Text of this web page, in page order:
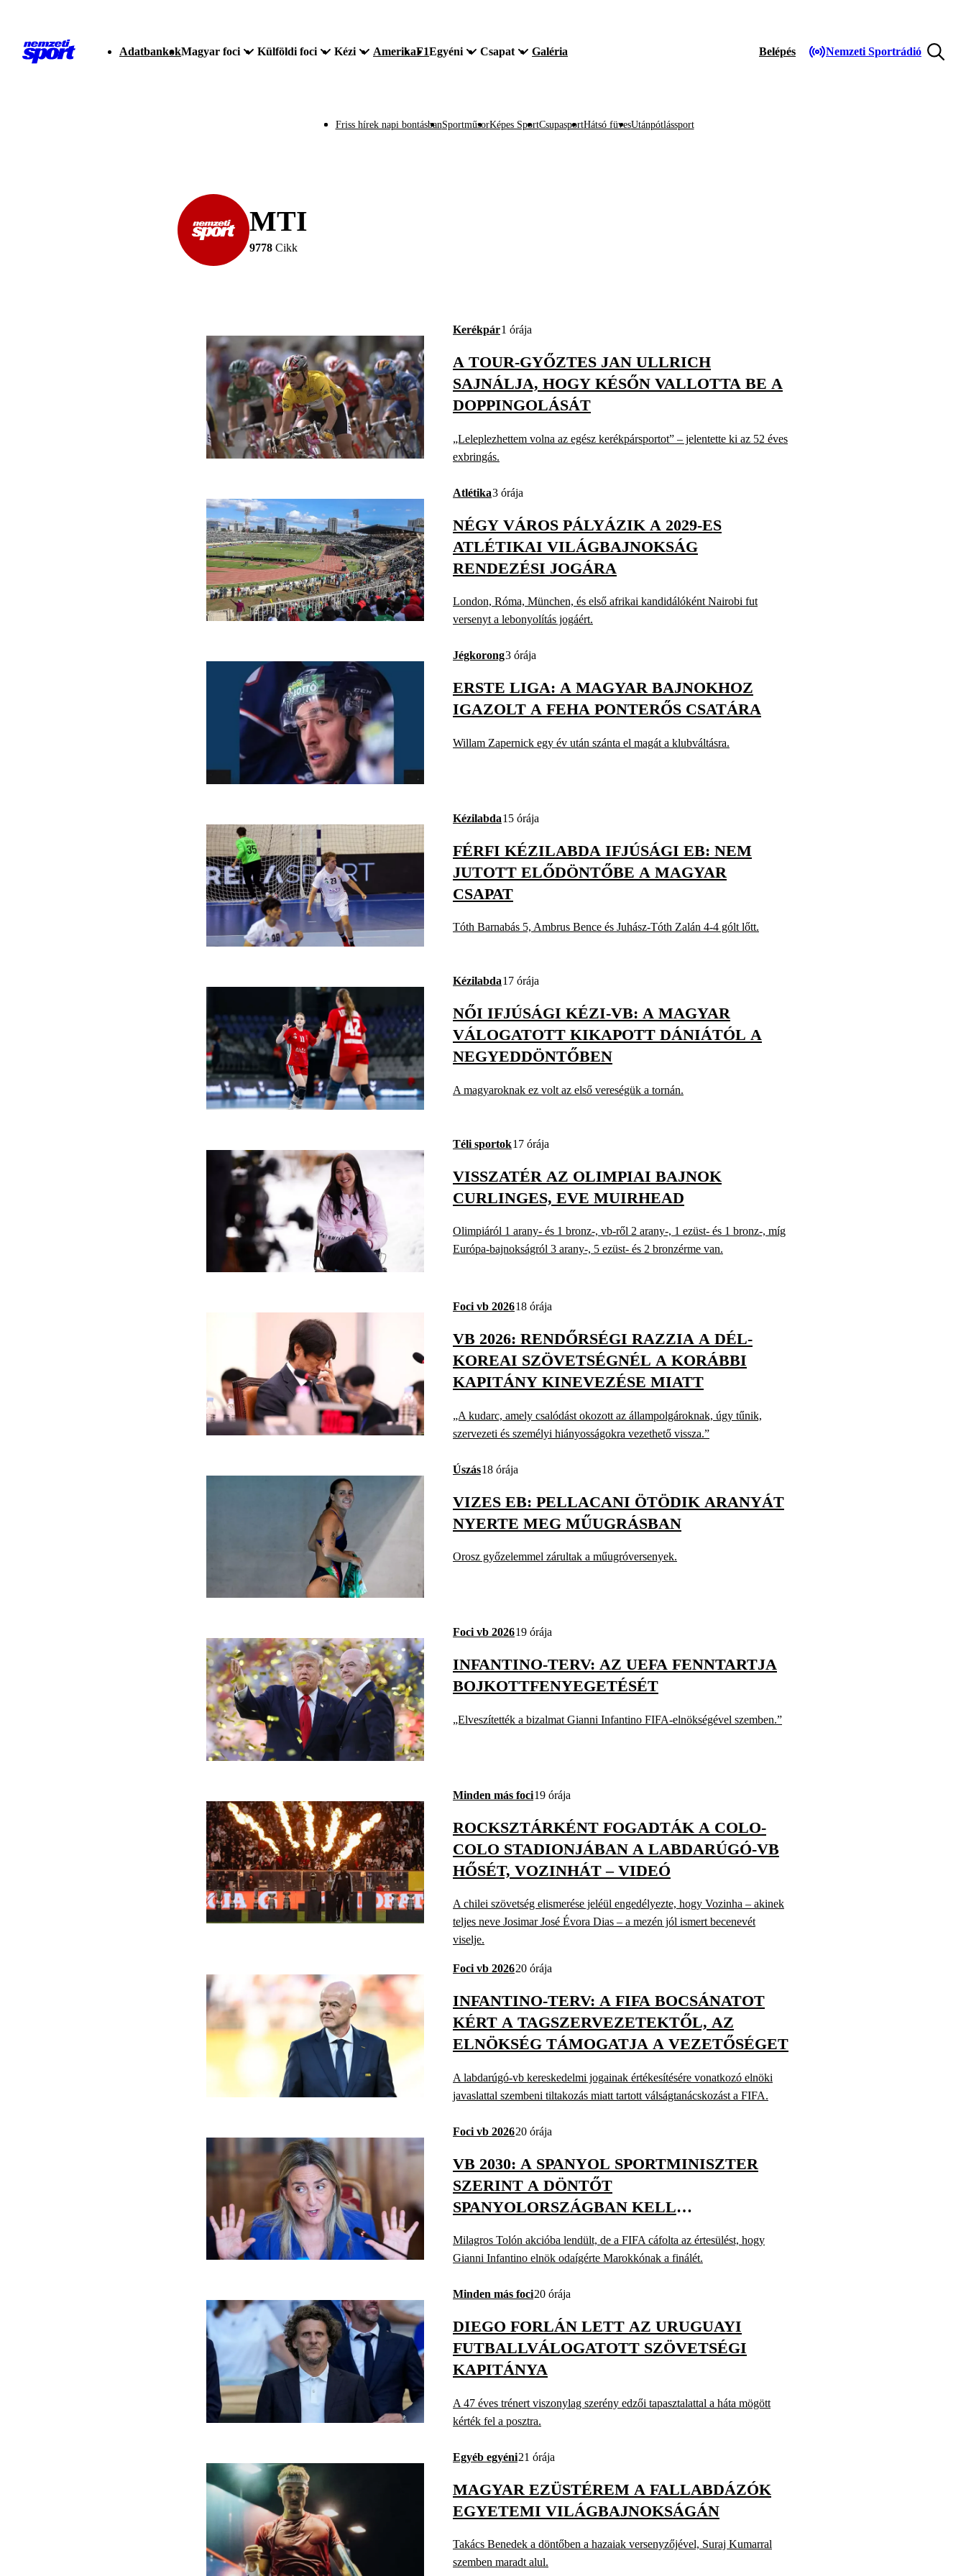
AdatbankokMagyar foci Külföldi foci Kézi AmerikaF1Egyéni Csapat Galéria Belépés Nemzeti Sportrádió
Friss hírek napi bontásbanSportműsorKépes SportCsupasportHátsó füvesUtánpótlássport
MTI
9778 Cikk
Kerékpár1 órája
A TOUR-GYŐZTES JAN ULLRICH
SAJNÁLJA, HOGY KÉSŐN VALLOTTA BE A
DOPPINGOLÁSÁT
„Leleplezhettem volna az egész kerékpársportot” – jelentette ki az 52 éves
exbringás.
Atlétika3 órája
NÉGY VÁROS PÁLYÁZIK A 2029-ES
ATLÉTIKAI VILÁGBAJNOKSÁG
RENDEZÉSI JOGÁRA
London, Róma, München, és első afrikai kandidálóként Nairobi fut
versenyt a lebonyolítás jogáért.
Jégkorong3 órája
ERSTE LIGA: A MAGYAR BAJNOKHOZ
IGAZOLT A FEHA PONTERŐS CSATÁRA
Willam Zapernick egy év után szánta el magát a klubváltásra.
Kézilabda15 órája
FÉRFI KÉZILABDA IFJÚSÁGI EB: NEM
JUTOTT ELŐDÖNTŐBE A MAGYAR
CSAPAT
Tóth Barnabás 5, Ambrus Bence és Juhász-Tóth Zalán 4-4 gólt lőtt.
Kézilabda17 órája
NŐI IFJÚSÁGI KÉZI-VB: A MAGYAR
VÁLOGATOTT KIKAPOTT DÁNIÁTÓL A
NEGYEDDÖNTŐBEN
A magyaroknak ez volt az első vereségük a tornán.
Téli sportok17 órája
VISSZATÉR AZ OLIMPIAI BAJNOK
CURLINGES, EVE MUIRHEAD
Olimpiáról 1 arany- és 1 bronz-, vb-ről 2 arany-, 1 ezüst- és 1 bronz-, míg
Európa-bajnokságról 3 arany-, 5 ezüst- és 2 bronzérme van.
Foci vb 202618 órája
VB 2026: RENDŐRSÉGI RAZZIA A DÉL-
KOREAI SZÖVETSÉGNÉL A KORÁBBI
KAPITÁNY KINEVEZÉSE MIATT
„A kudarc, amely csalódást okozott az állampolgároknak, úgy tűnik,
szervezeti és személyi hiányosságokra vezethető vissza.”
Úszás18 órája
VIZES EB: PELLACANI ÖTÖDIK ARANYÁT
NYERTE MEG MŰUGRÁSBAN
Orosz győzelemmel zárultak a műugróversenyek.
Foci vb 202619 órája
INFANTINO-TERV: AZ UEFA FENNTARTJA
BOJKOTTFENYEGETÉSÉT
„Elveszítették a bizalmat Gianni Infantino FIFA-elnökségével szemben.”
Minden más foci19 órája
ROCKSZTÁRKÉNT FOGADTÁK A COLO-
COLO STADIONJÁBAN A LABDARÚGÓ-VB
HŐSÉT, VOZINHÁT – VIDEÓ
A chilei szövetség elismerése jeléül engedélyezte, hogy Vozinha – akinek
teljes neve Josimar José Évora Dias – a mezén jól ismert becenevét
viselje.
Foci vb 202620 órája
INFANTINO-TERV: A FIFA BOCSÁNATOT
KÉRT A TAGSZERVEZETEKTŐL, AZ
ELNÖKSÉG TÁMOGATJA A VEZETŐSÉGET
A labdarúgó-vb kereskedelmi jogainak értékesítésére vonatkozó elnöki
javaslattal szembeni tiltakozás miatt tartott válságtanácskozást a FIFA.
Foci vb 202620 órája
VB 2030: A SPANYOL SPORTMINISZTER
SZERINT A DÖNTŐT
SPANYOLORSZÁGBAN KELL
Milagros Tolón akcióba lendült, de a FIFA cáfolta az értesülést, hogy
Gianni Infantino elnök odaígérte Marokkónak a finálét.
Minden más foci20 órája
DIEGO FORLÁN LETT AZ URUGUAYI
FUTBALLVÁLOGATOTT SZÖVETSÉGI
KAPITÁNYA
A 47 éves trénert viszonylag szerény edzői tapasztalattal a háta mögött
kérték fel a posztra.
Egyéb egyéni21 órája
MAGYAR EZÜSTÉREM A FALLABDÁZÓK
EGYETEMI VILÁGBAJNOKSÁGÁN
Takács Benedek a döntőben a hazaiak versenyzőjével, Suraj Kumarral
szemben maradt alul.